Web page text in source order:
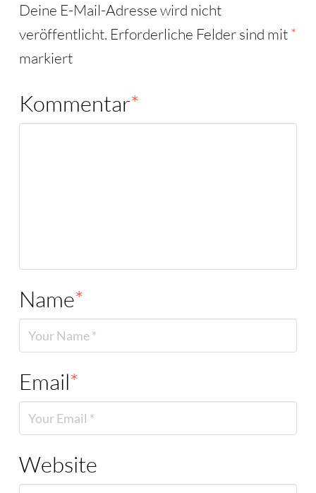
Deine E-Mail-Adresse wird nicht
veröffentlicht. Erforderliche Felder sind mit*
markiert
Kommentar*
Name*
Email*
Website